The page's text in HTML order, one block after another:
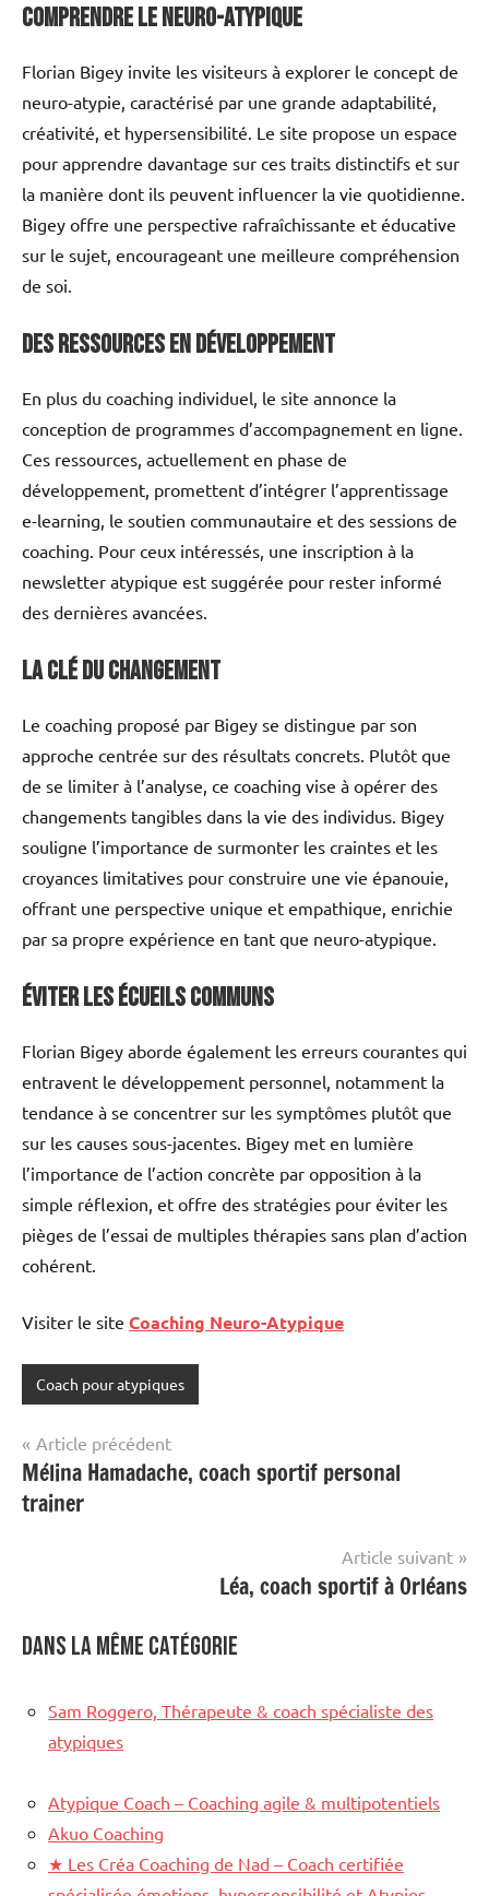
Comprendre le Neuro-Atypique
Florian Bigey invite les visiteurs à explorer le concept de
neuro-atypie, caractérisé par une grande adaptabilité,
créativité, et hypersensibilité. Le site propose un espace
pour apprendre davantage sur ces traits distinctifs et sur
la manière dont ils peuvent influencer la vie quotidienne.
Bigey offre une perspective rafraîchissante et éducative
sur le sujet, encourageant une meilleure compréhension
de soi.
Des Ressources en Développement
En plus du coaching individuel, le site annonce la
conception de programmes d’accompagnement en ligne.
Ces ressources, actuellement en phase de
développement, promettent d’intégrer l’apprentissage
e-learning, le soutien communautaire et des sessions de
coaching. Pour ceux intéressés, une inscription à la
newsletter atypique est suggérée pour rester informé
des dernières avancées.
La Clé du Changement
Le coaching proposé par Bigey se distingue par son
approche centrée sur des résultats concrets. Plutôt que
de se limiter à l’analyse, ce coaching vise à opérer des
changements tangibles dans la vie des individus. Bigey
souligne l’importance de surmonter les craintes et les
croyances limitatives pour construire une vie épanouie,
offrant une perspective unique et empathique, enrichie
par sa propre expérience en tant que neuro-atypique.
Éviter les Écueils Communs
Florian Bigey aborde également les erreurs courantes qui
entravent le développement personnel, notamment la
tendance à se concentrer sur les symptômes plutôt que
sur les causes sous-jacentes. Bigey met en lumière
l’importance de l’action concrète par opposition à la
simple réflexion, et offre des stratégies pour éviter les
pièges de l’essai de multiples thérapies sans plan d’action
cohérent.
Visiter le site Coaching Neuro-Atypique
Coach pour atypiques
Navigation
de
l’article
Article précédent
Mélina Hamadache, coach sportif personal
trainer
Article suivant
Léa, coach sportif à Orléans
Dans la même catégorie
Sam Roggero, Thérapeute & coach spécialiste des
atypiques
Atypique Coach – Coaching agile & multipotentiels
Akuo Coaching
★ Les Créa Coaching de Nad – Coach certifiée